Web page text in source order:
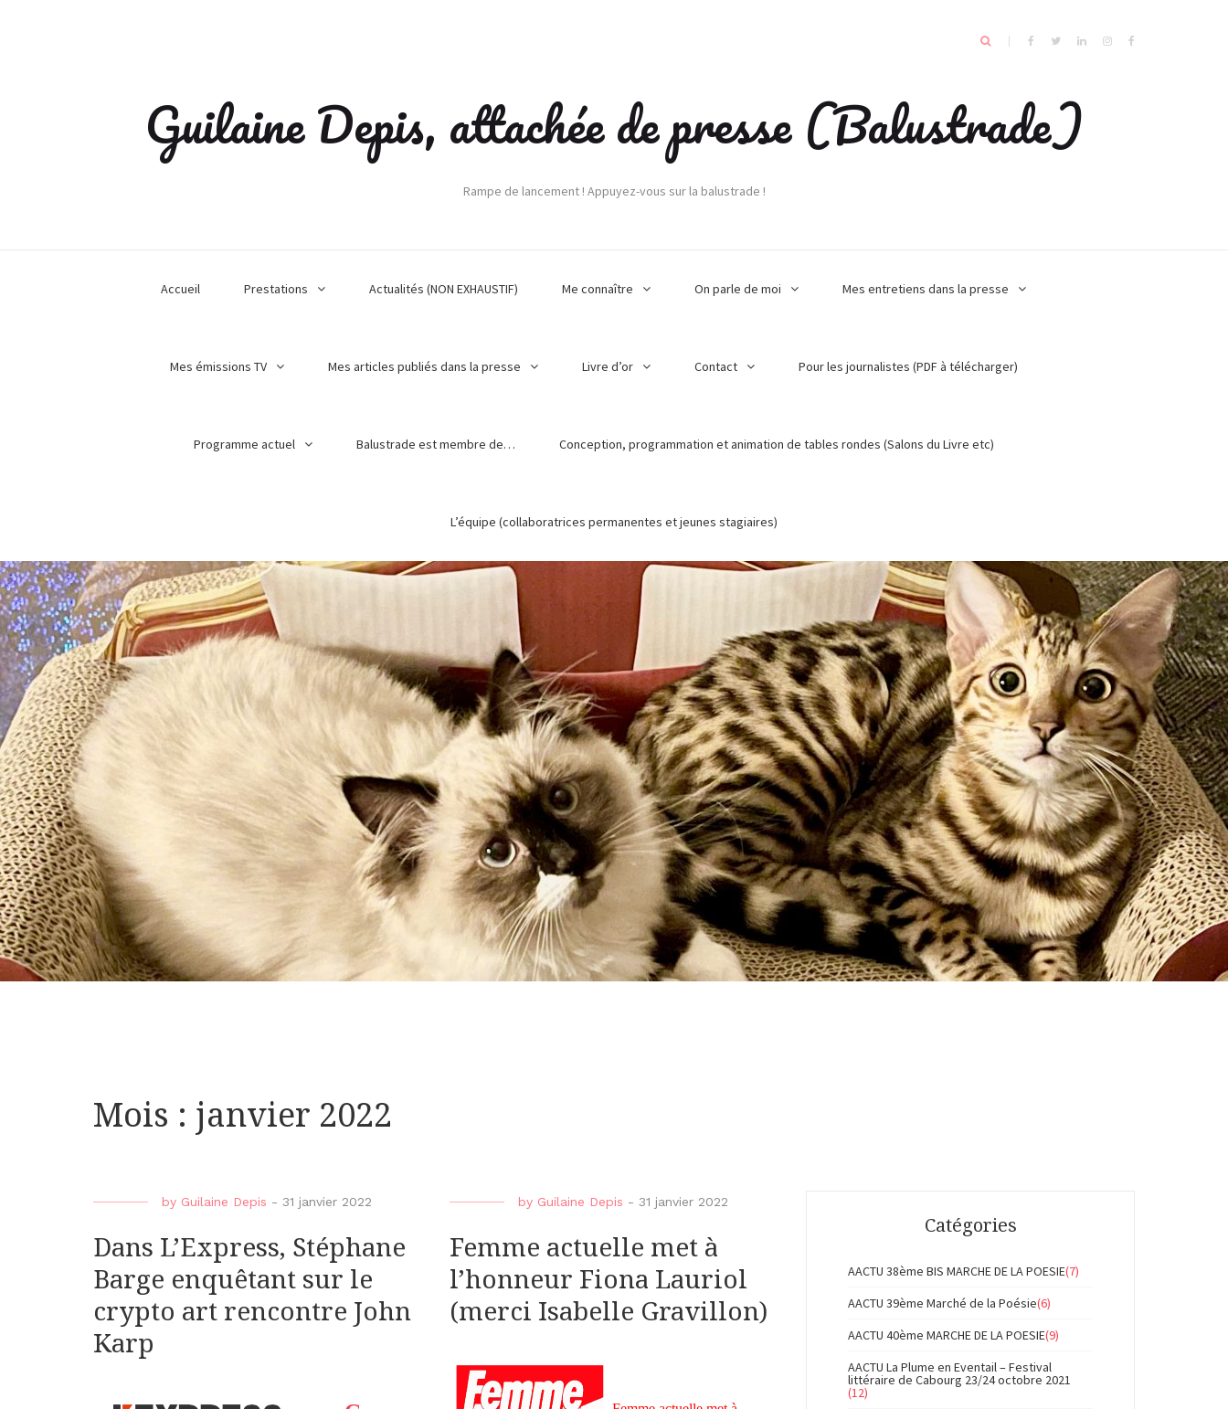
Guilaine Depis, attachée de presse (Balustrade)
Rampe de lancement ! Appuyez-vous sur la balustrade !
Accueil Prestations Actualités (NON EXHAUSTIF) Me connaître On parle de moi Mes entretiens dans la presse
Mes émissions TV Mes articles publiés dans la presse Livre d’or Contact Pour les journalistes (PDF à télécharger)
Programme actuel Balustrade est membre de… Conception, programmation et animation de tables rondes (Salons du Livre etc)
L’équipe (collaboratrices permanentes et jeunes stagiaires)
Mois : janvier 2022
by Guilaine Depis - 31 janvier 2022
Dans L’Express, Stéphane
Barge enquêtant sur le
crypto art rencontre John
Karp
by Guilaine Depis - 31 janvier 2022
Femme actuelle met à
l’honneur Fiona Lauriol
(merci Isabelle Gravillon)
Catégories
AACTU 38ème BIS MARCHE DE LA POESIE(7)
AACTU 39ème Marché de la Poésie(6)
AACTU 40ème MARCHE DE LA POESIE(9)
AACTU La Plume en Eventail – Festival
littéraire de Cabourg 23/24 octobre 2021
(12)